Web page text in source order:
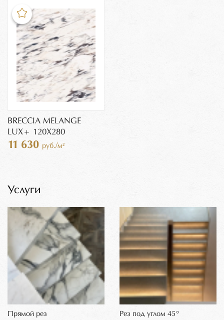
BRECCIA MELANGE
LUX+ 120X280
11 630 руб./м²
Услуги
Прямой рез Рез под углом 45°